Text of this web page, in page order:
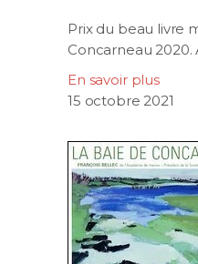
Prix du beau livre
Concarneau 2020.
En savoir plus
15 octobre 2021